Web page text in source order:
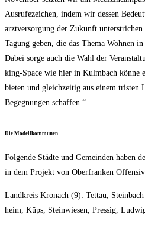
Aus­ru­fe­zei­chen, indem wir des­sen
arzt­ver­sor­gung der Zukunft
Tagung geben, die das The­ma Woh­nen
Dabei sor­ge auch die Wahl der
king-Space wie hier in Kulm­bach kön­ne
bie­ten und gleich­zei­tig aus einem tris­ten
Begeg­nun­gen schaffen.“
Die Modell­kom­mu­nen
Fol­gen­de Städ­te und Gemein­den haben
in dem Pro­jekt von Ober­fran­ken
Land­kreis Kro­nach (9): Tet­tau,
heim, Küps, Stein­wie­sen, Pres­sig,